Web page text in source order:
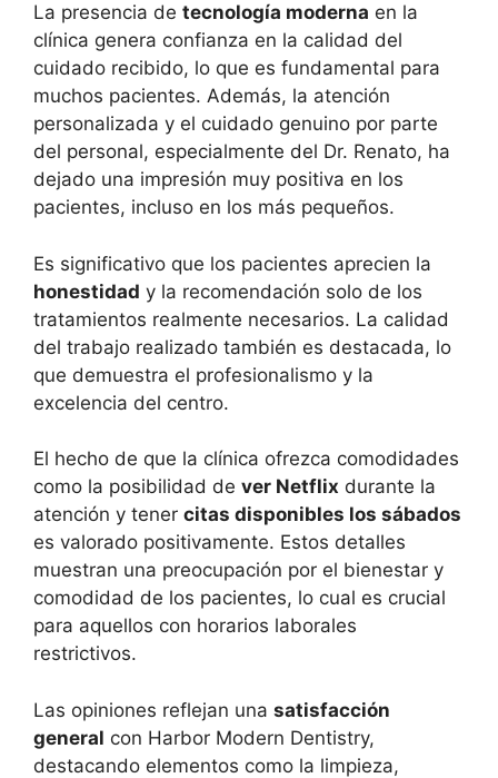
La presencia de tecnología moderna en la
clínica genera confianza en la calidad del
cuidado recibido, lo que es fundamental para
muchos pacientes. Además, la atención
personalizada y el cuidado genuino por parte
del personal, especialmente del Dr. Renato, ha
dejado una impresión muy positiva en los
pacientes, incluso en los más pequeños.
Es significativo que los pacientes aprecien la
honestidad y la recomendación solo de los
tratamientos realmente necesarios. La calidad
del trabajo realizado también es destacada, lo
que demuestra el profesionalismo y la
excelencia del centro.
El hecho de que la clínica ofrezca comodidades
como la posibilidad de ver Netflix durante la
atención y tener citas disponibles los sábados
es valorado positivamente. Estos detalles
muestran una preocupación por el bienestar y
comodidad de los pacientes, lo cual es crucial
para aquellos con horarios laborales
restrictivos.
Las opiniones reflejan una satisfacción
general con Harbor Modern Dentistry,
destacando elementos como la limpieza,